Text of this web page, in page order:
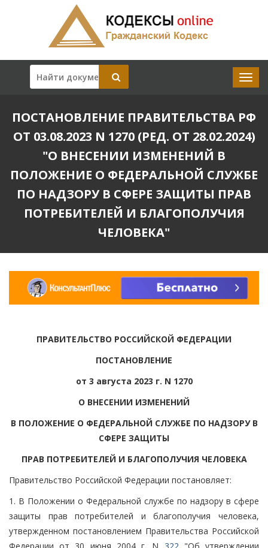
ПОСТАНОВЛЕНИЕ ПРАВИТЕЛЬСТВА РФ
ОТ 03.08.2023 N 1270 (РЕД. ОТ 28.02.2024)
"О ВНЕСЕНИИ ИЗМЕНЕНИЙ В
ПОЛОЖЕНИЕ О ФЕДЕРАЛЬНОЙ СЛУЖБЕ
ПО НАДЗОРУ В СФЕРЕ ЗАЩИТЫ ПРАВ
ПОТРЕБИТЕЛЕЙ И БЛАГОПОЛУЧИЯ
ЧЕЛОВЕКА"
ПРАВИТЕЛЬСТВО РОССИЙСКОЙ ФЕДЕРАЦИИ
ПОСТАНОВЛЕНИЕ
от 3 августа 2023 г. N 1270
О ВНЕСЕНИИ ИЗМЕНЕНИЙ
В ПОЛОЖЕНИЕ О ФЕДЕРАЛЬНОЙ СЛУЖБЕ ПО НАДЗОРУ В
СФЕРЕ ЗАЩИТЫ
ПРАВ ПОТРЕБИТЕЛЕЙ И БЛАГОПОЛУЧИЯ ЧЕЛОВЕКА
Правительство Российской Федерации постановляет:
1. В Положении о Федеральной службе по надзору в сфере
защиты прав потребителей и благополучия человека,
утвержденном постановлением Правительства Российской